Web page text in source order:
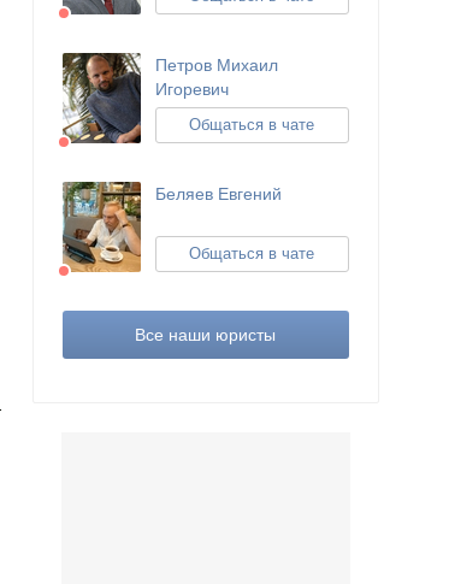
Петров Михаил
Игоревич
Общаться в чате
Беляев Евгений
Общаться в чате
Все наши юристы